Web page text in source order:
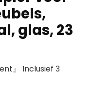
glas, 23
』 Inclusief 3